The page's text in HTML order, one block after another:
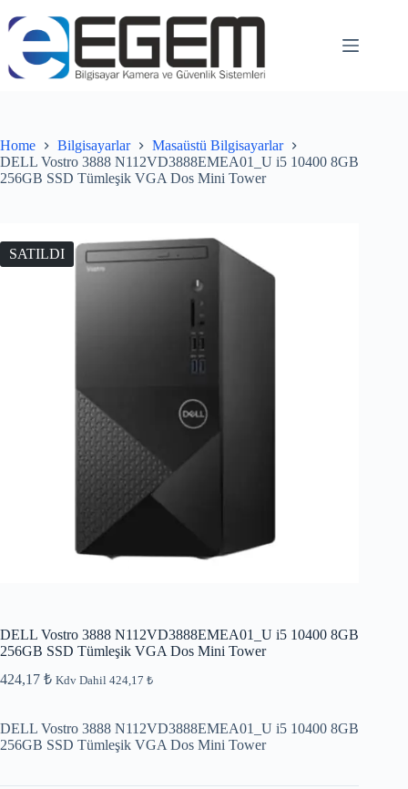
Home Bilgisayarlar
Masaüstü Bilgisayarlar
DELL Vostro 3888 N112VD3888EMEA01_U i5 10400 8GB
256GB SSD Tümleşik VGA Dos Mini Tower
SATILDI
DELL Vostro 3888 N112VD3888EMEA01_U i5 10400 8GB
256GB SSD Tümleşik VGA Dos Mini Tower
424,17 ₺ Kdv Dahil 424,17 ₺
DELL Vostro 3888 N112VD3888EMEA01_U i5 10400 8GB
256GB SSD Tümleşik VGA Dos Mini Tower